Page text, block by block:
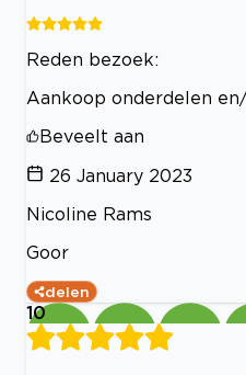
Reden bezoek:
Aankoop onderdelen
Beveelt aan
26 January 2023
Nicoline Rams
Goor
delen
10